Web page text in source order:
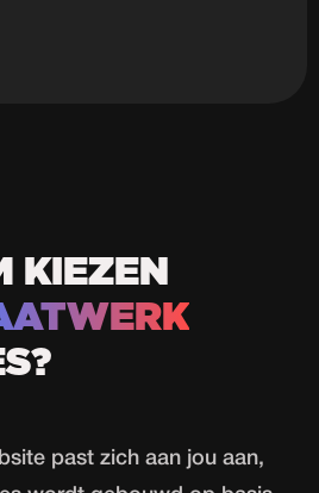
KIEZEN
past zich aan jou aan,